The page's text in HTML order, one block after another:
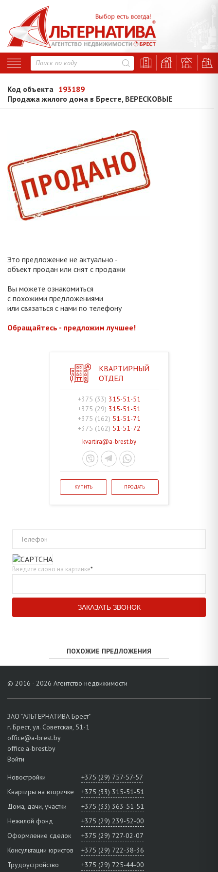
Код объекта 193189
Продажа жилого дома в Бресте, ВЕРЕСКОВЫЕ
Это предложение не актуально -
объект продан или снят с продажи
Вы можете ознакомиться
с похожими предложениями
или связаться с нами по телефону
Обращайтесь - предложим лучшее!
КВАРТИРНЫЙ
ОТДЕЛ
+375 (33) 315-51-51
+375 (29) 315-51-51
+375 (162) 51-51-71
+375 (162) 51-51-72
kvartira@a-brest.by
КУПИТЬ ПРОДАТЬ
Телефон
Введите слово на картинке*
ПОХОЖИЕ ПРЕДЛОЖЕНИЯ
© 2016 - 2026 Агентство недвижимости
ЗАО "АЛЬТЕРНАТИВА Брест"
г. Брест, ул. Советская, 51-1
office@a-brest.by
office.a-brest.by
Войти
Новостройки
+375 (29) 757-57-57
Квартиры на вторичке
+375 (33) 315-51-51
Дома, дачи, участки
+375 (33) 363-51-51
Нежилой фонд
+375 (29) 239-52-00
Оформление сделок
+375 (29) 727-02-07
Консультации юристов
+375 (29) 722-38-36
Трудоустройство
+375 (29) 725-44-00